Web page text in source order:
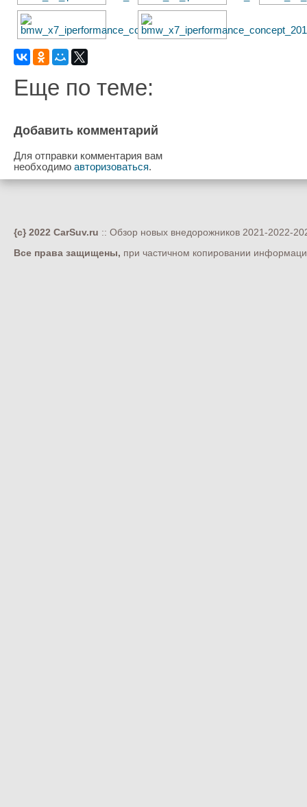
Еще по теме:
Добавить комментарий
Для отправки комментария вам
необходимо авторизоваться.
{c} 2022 CarSuv.ru :: Обзор новых внедорожников 2021-2022-
Все права защищены, при частичном копировании